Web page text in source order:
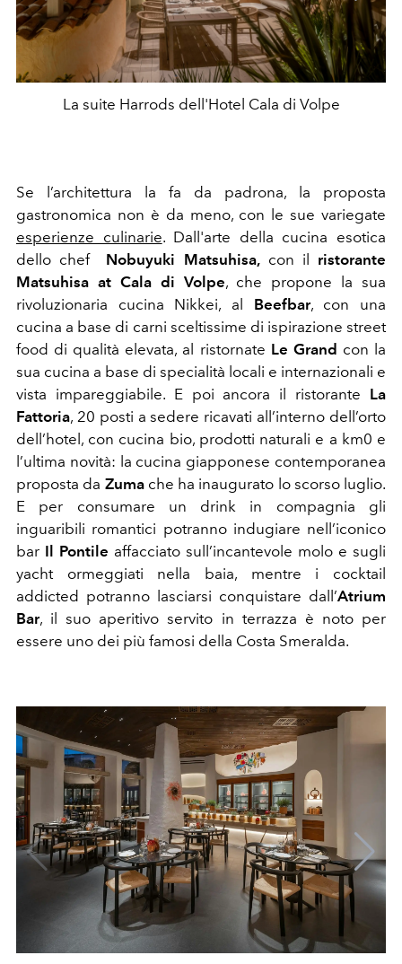
La suite Harrods dell'Hotel Cala di Volpe
Se l’architettura la fa da padrona, la proposta
gastronomica non è da meno, con le sue variegate
esperienze culinarie. Dall'arte della cucina esotica
dello chef Nobuyuki Matsuhisa,con il ristorante
Matsuhisa at Cala di Volpe, che propone la sua
rivoluzionaria cucina Nikkei, al Beefbar, con una
cucina a base di carni sceltissime di ispirazione street
food di qualità elevata, al ristornate Le Grand con la
sua cucina a base di specialità locali e internazionali e
vista impareggiabile. E poi ancora il ristorante La
Fattoria, 20 posti a sedere ricavati all’interno dell’orto
dell’hotel, con cucina bio, prodotti naturali e a km0 e
l’ultima novità: la cucina giapponese contemporanea
proposta da Zumache ha inaugurato lo scorso luglio.
E per consumare un drink in compagnia gli
inguaribili romantici potranno indugiare nell’iconico
bar Il Pontile affacciato sull’incantevole molo e sugli
yacht ormeggiati nella baia, mentre i cocktail
addicted potranno lasciarsi conquistare dall’Atrium
Bar, il suo aperitivo servito in terrazza è noto per
essere uno dei più famosi della Costa Smeralda.